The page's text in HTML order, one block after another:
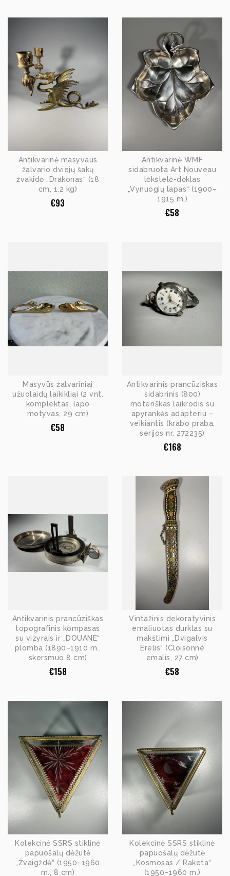
Antikvarinė masyvaus
žalvario dviejų šakų
žvakidė „Drakonas“ (18
cm, 1,2 kg)
€93
Antikvarinė WMF
sidabruota Art Nouveau
lėkštelė-dėklas
„Vynuogių lapas“ (1900–
1915 m.)
€58
Masyvūs žalvariniai
užuolaidų laikikliai (2 vnt.
komplektas, lapo
motyvas, 29 cm)
€58
Antikvarinis prancūziškas
sidabrinis (800)
moteriškas laikrodis su
apyrankės adapteriu –
veikiantis (krabo praba,
serijos nr. 272235)
€168
Antikvarinis prancūziškas
topografinis kompasas
su vizyrais ir „DOUANE“
plomba (1890–1910 m.,
skersmuo 8 cm)
€158
Vintažinis dekoratyvinis
emaliuotas durklas su
makštimi „Dvigalvis
Erelis“ (Cloisonné
emalis, 27 cm)
€58
Kolekcinė SSRS stiklinė
papuošalų dėžutė
„Žvaigždė“ (1950–1960
m., 8 cm)
Kolekcinė SSRS stiklinė
papuošalų dėžutė
„Kosmosas / Raketa“
(1950–1960 m.)